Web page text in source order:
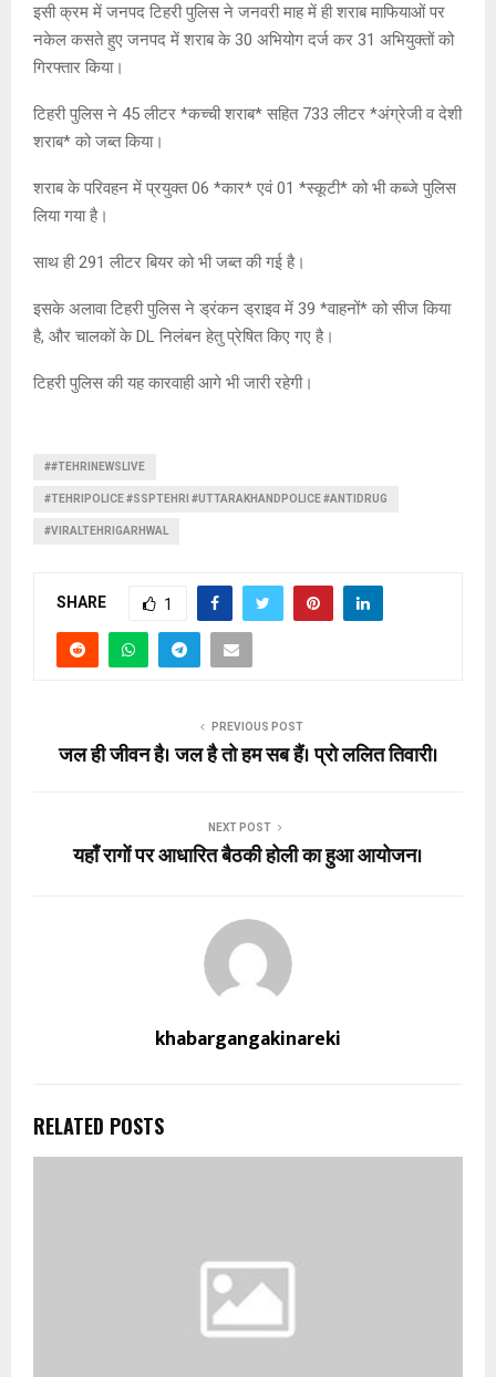
इसी क्रम में जनपद टिहरी पुलिस ने जनवरी माह में ही शराब माफियाओं पर
नकेल कसते हुए जनपद में शराब के 30 अभियोग दर्ज कर 31 अभियुक्तों को
गिरफ्तार किया।
टिहरी पुलिस ने 45 लीटर *कच्ची शराब* सहित 733 लीटर *अंग्रेजी व देशी
शराब* को जब्त किया।
शराब के परिवहन में प्रयुक्त 06 *कार* एवं 01 *स्कूटी* को भी कब्जे पुलिस
लिया गया है।
साथ ही 291 लीटर बियर को भी जब्त की गई है।
इसके अलावा टिहरी पुलिस ने ड्रंकन ड्राइव में 39 *वाहनों* को सीज किया
है, और चालकों के DL निलंबन हेतु प्रेषित किए गए है।
टिहरी पुलिस की यह कारवाही आगे भी जारी रहेगी।
##TEHRINEWSLIVE
#TEHRIPOLICE #SSPTEHRI #UTTARAKHANDPOLICE #ANTIDRUG
#VIRALTEHRIGARHWAL
SHARE 1
PREVIOUS POST
जल ही जीवन है। जल है तो हम सब हैं। प्रो ललित तिवारी।
NEXT POST
यहाँ रागों पर आधारित बैठकी होली का हुआ आयोजन।
khabargangakinareki
RELATED POSTS